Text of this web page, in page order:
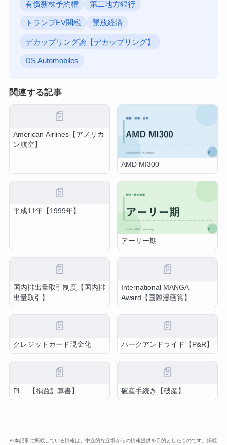
有償新株予約権 第二地方銀行
トランプEV関税 開放経済
デカップリング論【デカップリング】
DS Automobiles
関連する記事
📄
American Airlines【アメリカ
ン航空】
AMD MI300
📄
平成11年【1999年】
アーリー期
📄
国内排出量取引制度【国内排
出量取引】
📄
International MANGA
Award【国際漫画賞】
📄
クレジットカード現金化
📄
パークアンドライド【P&R】
📄
PL 【損益計算書】
📄
破産手続き【破産】
※本記事に掲載している情報は、中立的な立場からの情報提供を目的としたものです。掲載